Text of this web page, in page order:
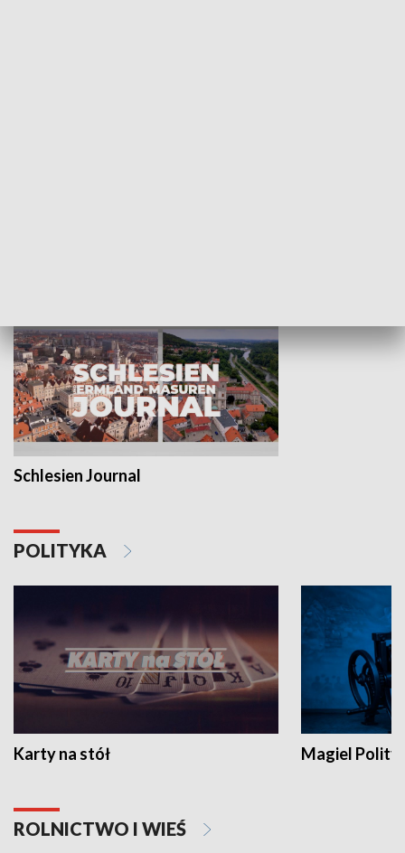
Schlesien Journal
POLITYKA
Karty na stół Magiel
ROLNICTWO I WIEŚ